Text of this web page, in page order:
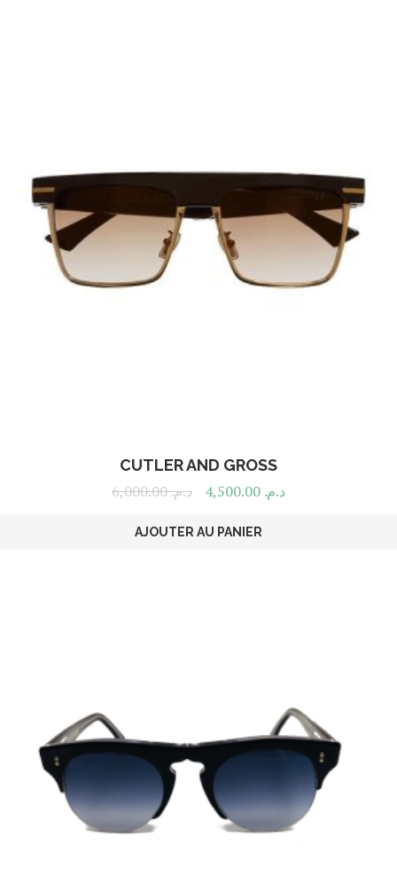
CUTLER AND GROSS
د.م.6,000.00 د.م.
AJOUTER AU PANIER